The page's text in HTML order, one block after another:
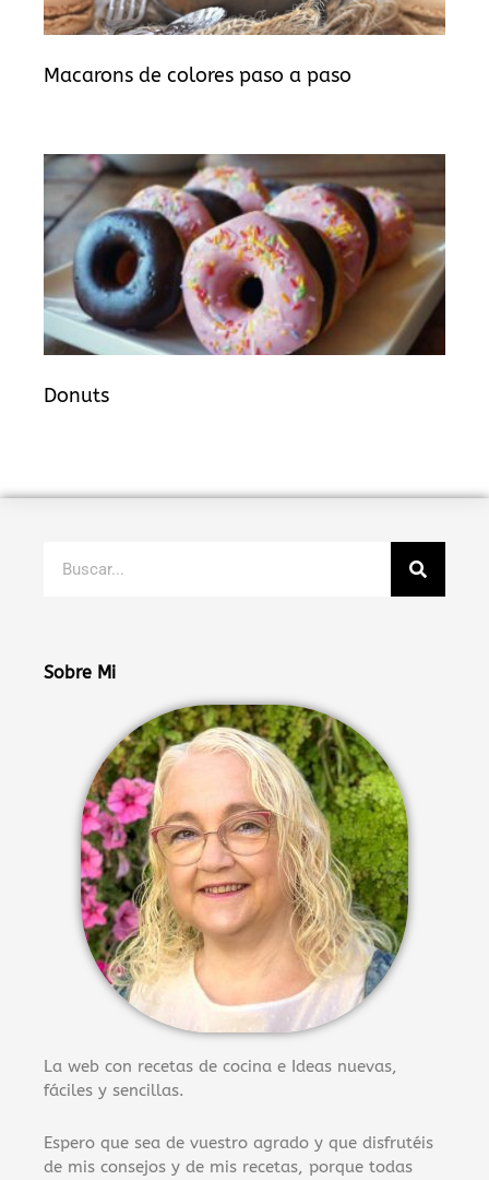
Macarons de colores paso a paso
Donuts
Sobre Mi
La web con recetas de cocina e Ideas nuevas,
fáciles y sencillas.
Espero que sea de vuestro agrado y que disfrutéis
de mis consejos y de mis recetas, porque todas